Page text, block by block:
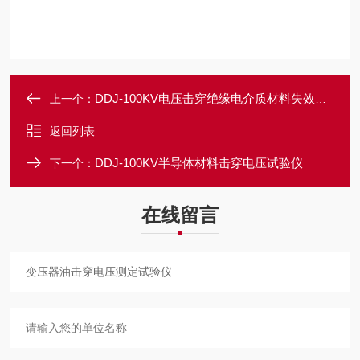
上一个： DDJ-100KV电压击穿绝缘电介质材料失效分析试验仪
返回列表
下一个： DDJ-100KV半导体材料击穿电压试验仪
在线留言